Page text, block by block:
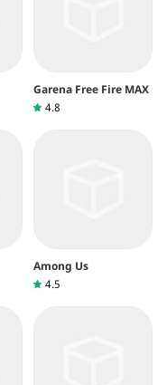
Garena Free Fire MAX
4.8
Among Us
4.5